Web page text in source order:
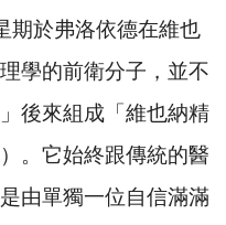
期於弗洛依德在維也
學的前衛分子，並不
後來組成「維也納精
。它始終跟傳統的醫
由單獨一位自信滿滿